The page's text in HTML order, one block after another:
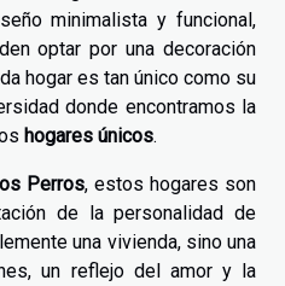
minimalista y funcional,
optar por una decoración
hogar es tan único como su
donde encontramos la
hogares únicos.
Perros, estos hogares son
de la personalidad de
una vivienda, sino una
un reflejo del amor y la